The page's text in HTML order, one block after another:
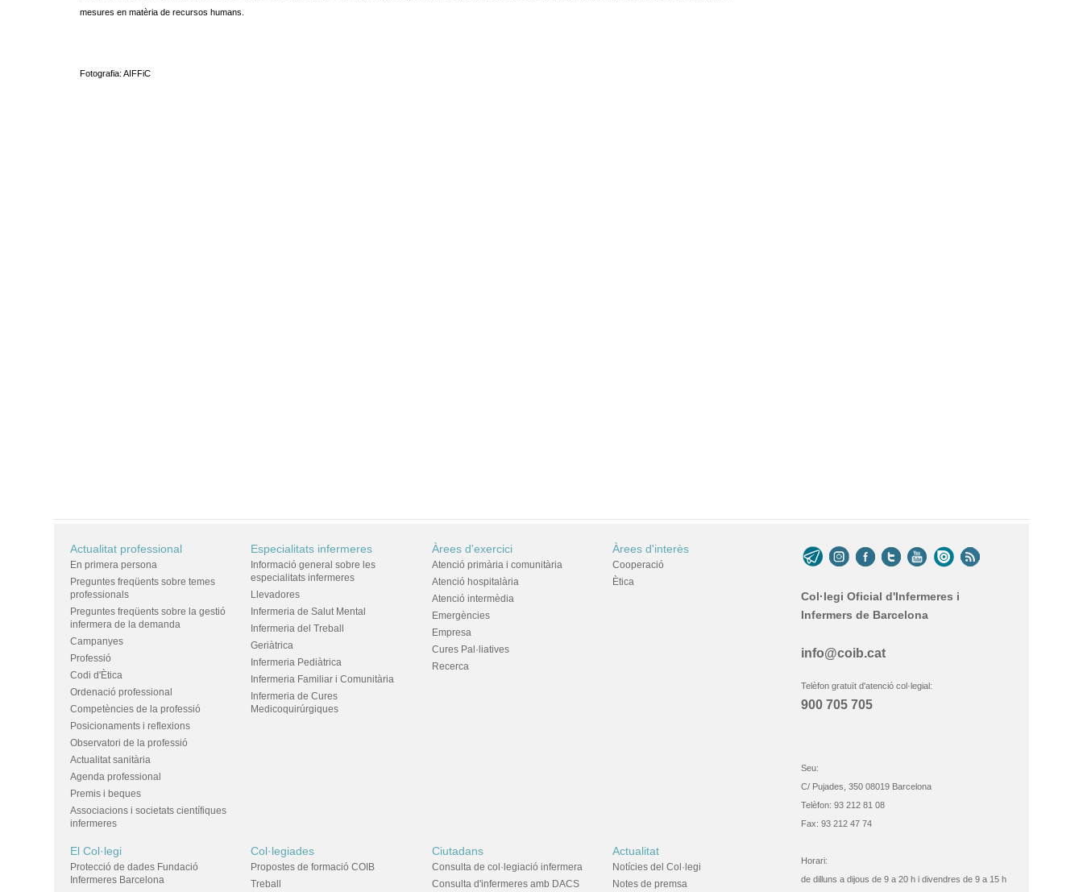
mesures en matèria de recursos humans.
Fotografia: AIFFiC
Actualitat professional
En primera persona
Preguntes freqüents sobre temes
professionals
Preguntes freqüents sobre la gestió
infermera de la demanda
Campanyes
Professió
Codi d'Ètica
Ordenació professional
Competències de la professió
Posicionaments i reflexions
Observatori de la professió
Actualitat sanitària
Agenda professional
Premis i beques
Associacions i societats científiques
infermeres
Especialitats infermeres
Informació general sobre les
especialitats infermeres
Llevadores
Infermeria de Salut Mental
Infermeria del Treball
Geriàtrica
Infermeria Pediàtrica
Infermeria Familiar i Comunitària
Infermeria de Cures
Medicoquirúrgiques
Àrees d'exercici
Atenció primària i comunitària
Atenció hospitalària
Atenció intermèdia
Emergències
Empresa
Cures Pal·liatives
Recerca
Àrees d'interès
Cooperació
Ètica
El Col·legi
Protecció de dades Fundació
Infermeres Barcelona
Col·legiades
Propostes de formació COIB
Treball
Ciutadans
Consulta de col·legiació infermera
Consulta d'infermeres amb DACS
Actualitat
Notícies del Col·legi
Notes de premsa
Col·legi Oficial d'Infermeres i
Infermers de Barcelona
info@coib.cat
Telèfon gratuït d'atenció col·legial:
900 705 705
Seu:
C/ Pujades, 350 08019 Barcelona
Telèfon: 93 212 81 08
Fax: 93 212 47 74
Horari:
de dilluns a dijous de 9 a 20 h i divendres de 9 a 15 h